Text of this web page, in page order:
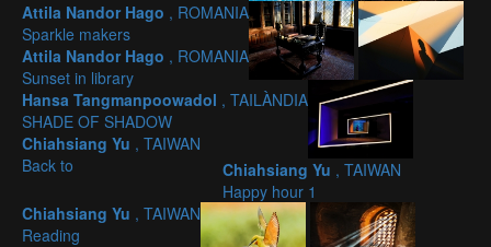
Attila Nandor Hago , ROMANIA
Sparkle makers
Attila Nandor Hago , ROMANIA
Sunset in library
Hansa Tangmanpoowadol , TAILÀNDIA
SHADE OF SHADOW
Chiahsiang Yu , TAIWAN
Back to
Chiahsiang Yu , TAIWAN
Happy hour 1
Chiahsiang Yu , TAIWAN
Reading